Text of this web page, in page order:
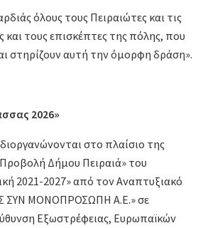
όλους τους Πειραιώτες και τις
και τους επισκέπτες της πόλης, που
στηρίζουν αυτή την όμορφη δράση».
2026»
στο πλαίσιο της
Δήμου Πειραιά» του
2021-2027» από τον Αναπτυξιακό
ΣΥΝ ΜΟΝΟΠΡΟΣΩΠΗ Α.Ε.» σε
Εξωστρέφειας, Ευρωπαϊκών